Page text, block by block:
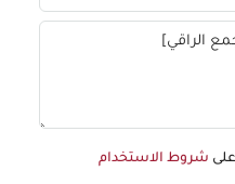
شروط الاستخدام